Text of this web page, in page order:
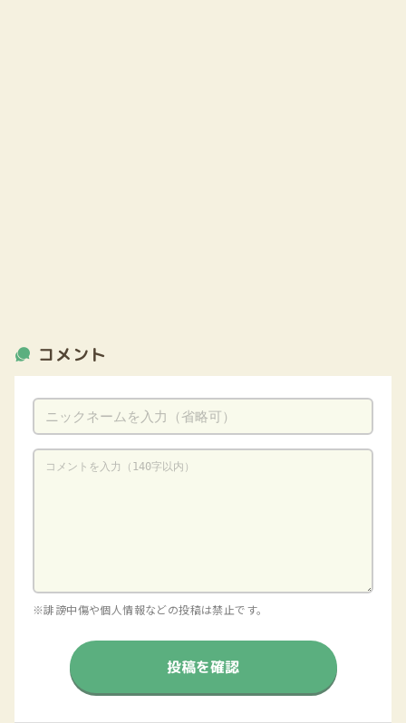
コメント
※誹謗中傷や個人情報などの投稿は禁止です。
投稿を確認